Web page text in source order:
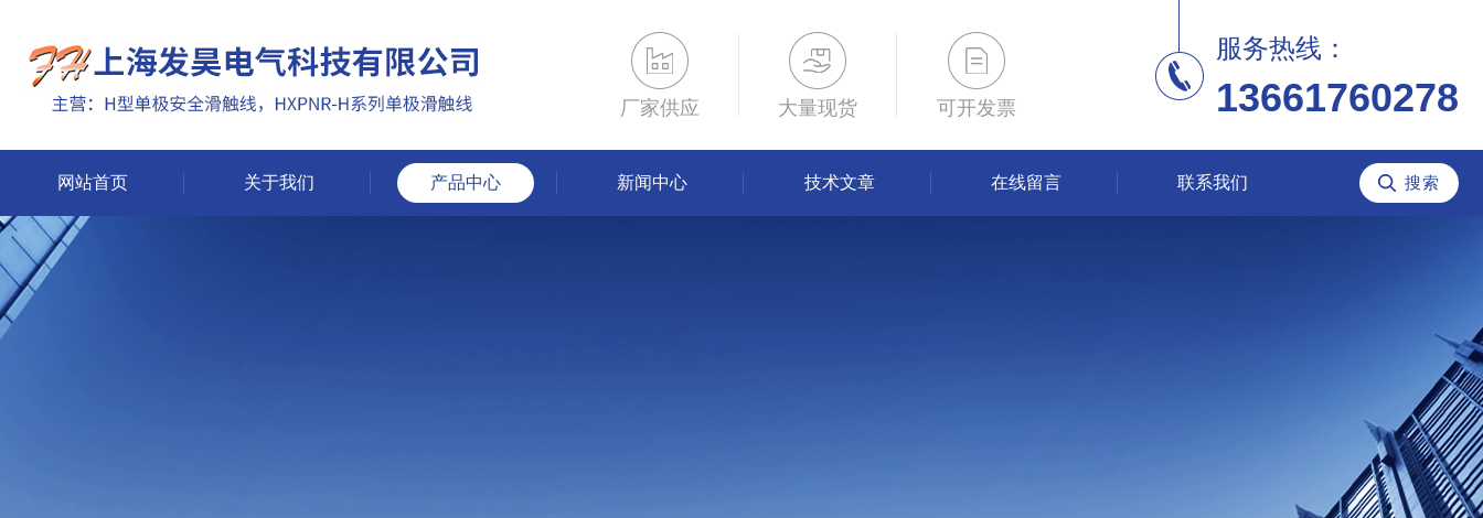
厂家供应 大量现货 可开发票
服务热线：
13661760278
网站首页 关于我们 产品中心 新闻中心 技术文章 在线留言 联系我们